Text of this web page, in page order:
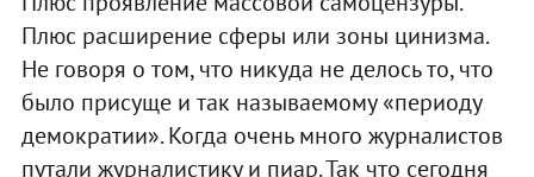
Плюс расширение сферы или зоны цинизма.
Не говоря о том, что никуда не делось то, что
было присуще и так называемому «периоду
демократии». Когда очень много журналистов
путали журналистику и пиар. Так что сегодня